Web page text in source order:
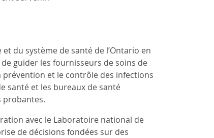
du système de santé de l’Ontario en
guider les fournisseurs de soins de
et le contrôle des infections
santé et les bureaux de santé
probantes.
avec le Laboratoire national de
de décisions fondées sur des